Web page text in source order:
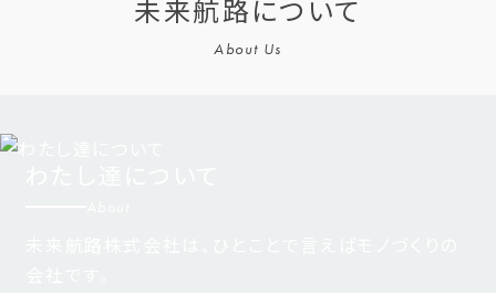
未来航路について
About Us